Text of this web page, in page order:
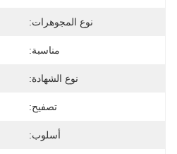
نوع المجوهرات:
مناسبة:
نوع الشهادة:
تصفيح:
أسلوب: